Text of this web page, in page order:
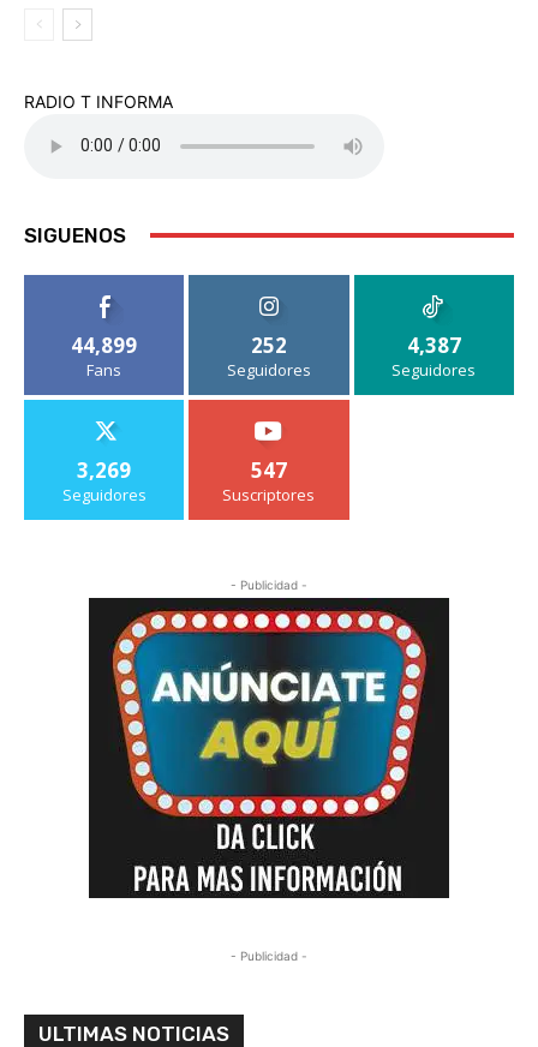
RADIO T INFORMA
SIGUENOS
44,899
Fans
252
Seguidores
4,387
Seguidores
3,269
Seguidores
547
Suscriptores
- Publicidad -
- Publicidad -
ULTIMAS NOTICIAS